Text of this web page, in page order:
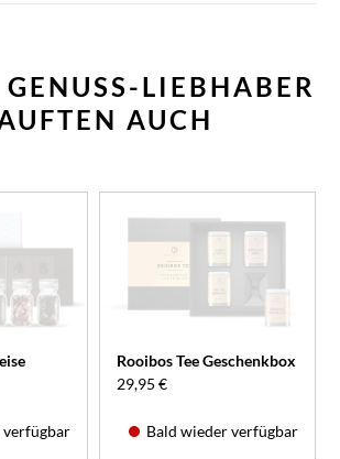
LIEBHABER
AUCH
verfügbar
Rooibos Tee Geschenkbox
29,95 €
Bald wieder verfügbar